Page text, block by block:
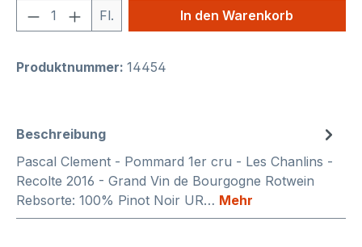
Produkt Anzahl: Gib den
Fl. In den Warenkorb
Produktnummer: 14454
Beschreibung
Pascal Clement - Pommard 1er cru - Les Chanlins -
Recolte 2016 - Grand Vin de Bourgogne Rotwein
Rebsorte: 100% Pinot Noir UR… Mehr